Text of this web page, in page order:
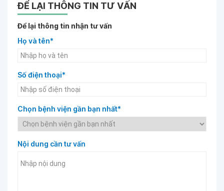
ĐỂ LẠI THÔNG TIN TƯ VẤN
Để lại thông tin nhận tư vấn
Họ và tên*
Số điện thoại*
Chọn bệnh viện gần bạn nhất*
Nội dung cần tư vấn